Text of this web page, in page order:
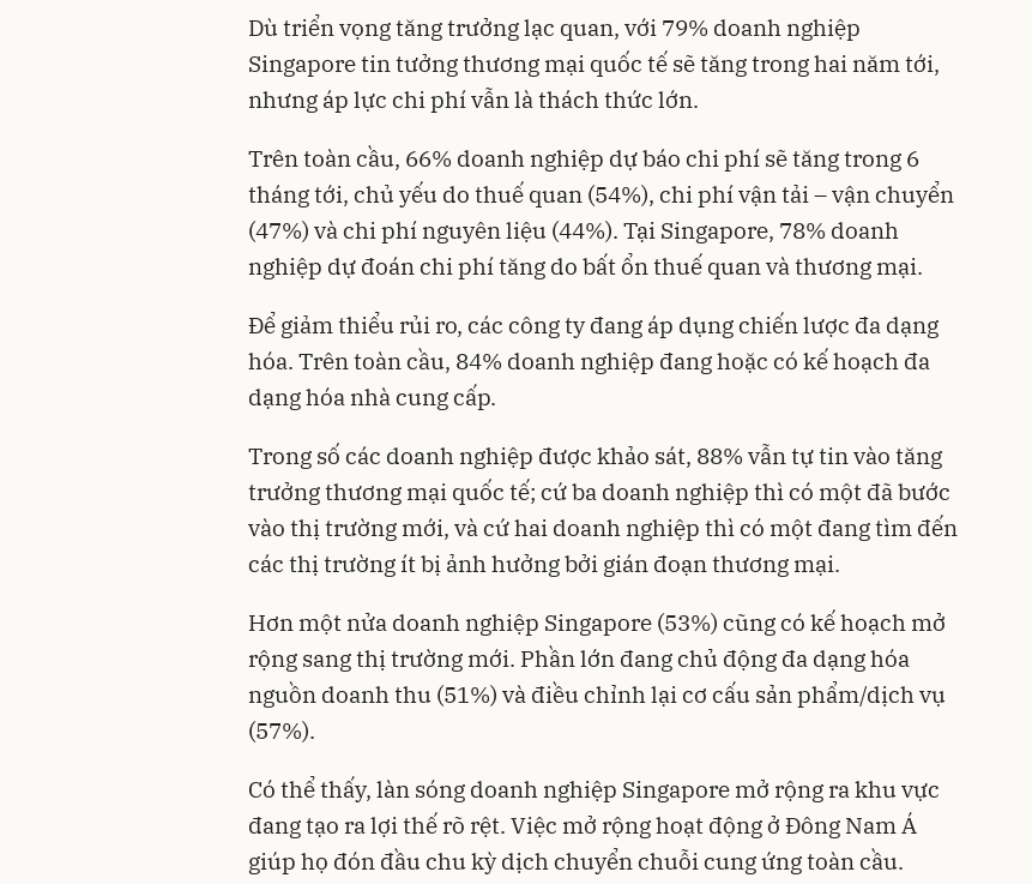
Dù triển vọng tăng trưởng lạc quan, với 79% doanh nghiệp
Singapore tin tưởng thương mại quốc tế sẽ tăng trong hai năm tới,
nhưng áp lực chi phí vẫn là thách thức lớn.
Trên toàn cầu, 66% doanh nghiệp dự báo chi phí sẽ tăng trong 6
tháng tới, chủ yếu do thuế quan (54%), chi phí vận tải – vận chuyển
(47%) và chi phí nguyên liệu (44%). Tại Singapore, 78% doanh
nghiệp dự đoán chi phí tăng do bất ổn thuế quan và thương mại.
Để giảm thiểu rủi ro, các công ty đang áp dụng chiến lược đa dạng
hóa. Trên toàn cầu, 84% doanh nghiệp đang hoặc có kế hoạch đa
dạng hóa nhà cung cấp.
Trong số các doanh nghiệp được khảo sát, 88% vẫn tự tin vào tăng
trưởng thương mại quốc tế; cứ ba doanh nghiệp thì có một đã bước
vào thị trường mới, và cứ hai doanh nghiệp thì có một đang tìm đến
các thị trường ít bị ảnh hưởng bởi gián đoạn thương mại.
Hơn một nửa doanh nghiệp Singapore (53%) cũng có kế hoạch mở
rộng sang thị trường mới. Phần lớn đang chủ động đa dạng hóa
nguồn doanh thu (51%) và điều chỉnh lại cơ cấu sản phẩm/dịch vụ
(57%).
Có thể thấy, làn sóng doanh nghiệp Singapore mở rộng ra khu vực
đang tạo ra lợi thế rõ rệt. Việc mở rộng hoạt động ở Đông Nam Á
giúp họ đón đầu chu kỳ dịch chuyển chuỗi cung ứng toàn cầu.